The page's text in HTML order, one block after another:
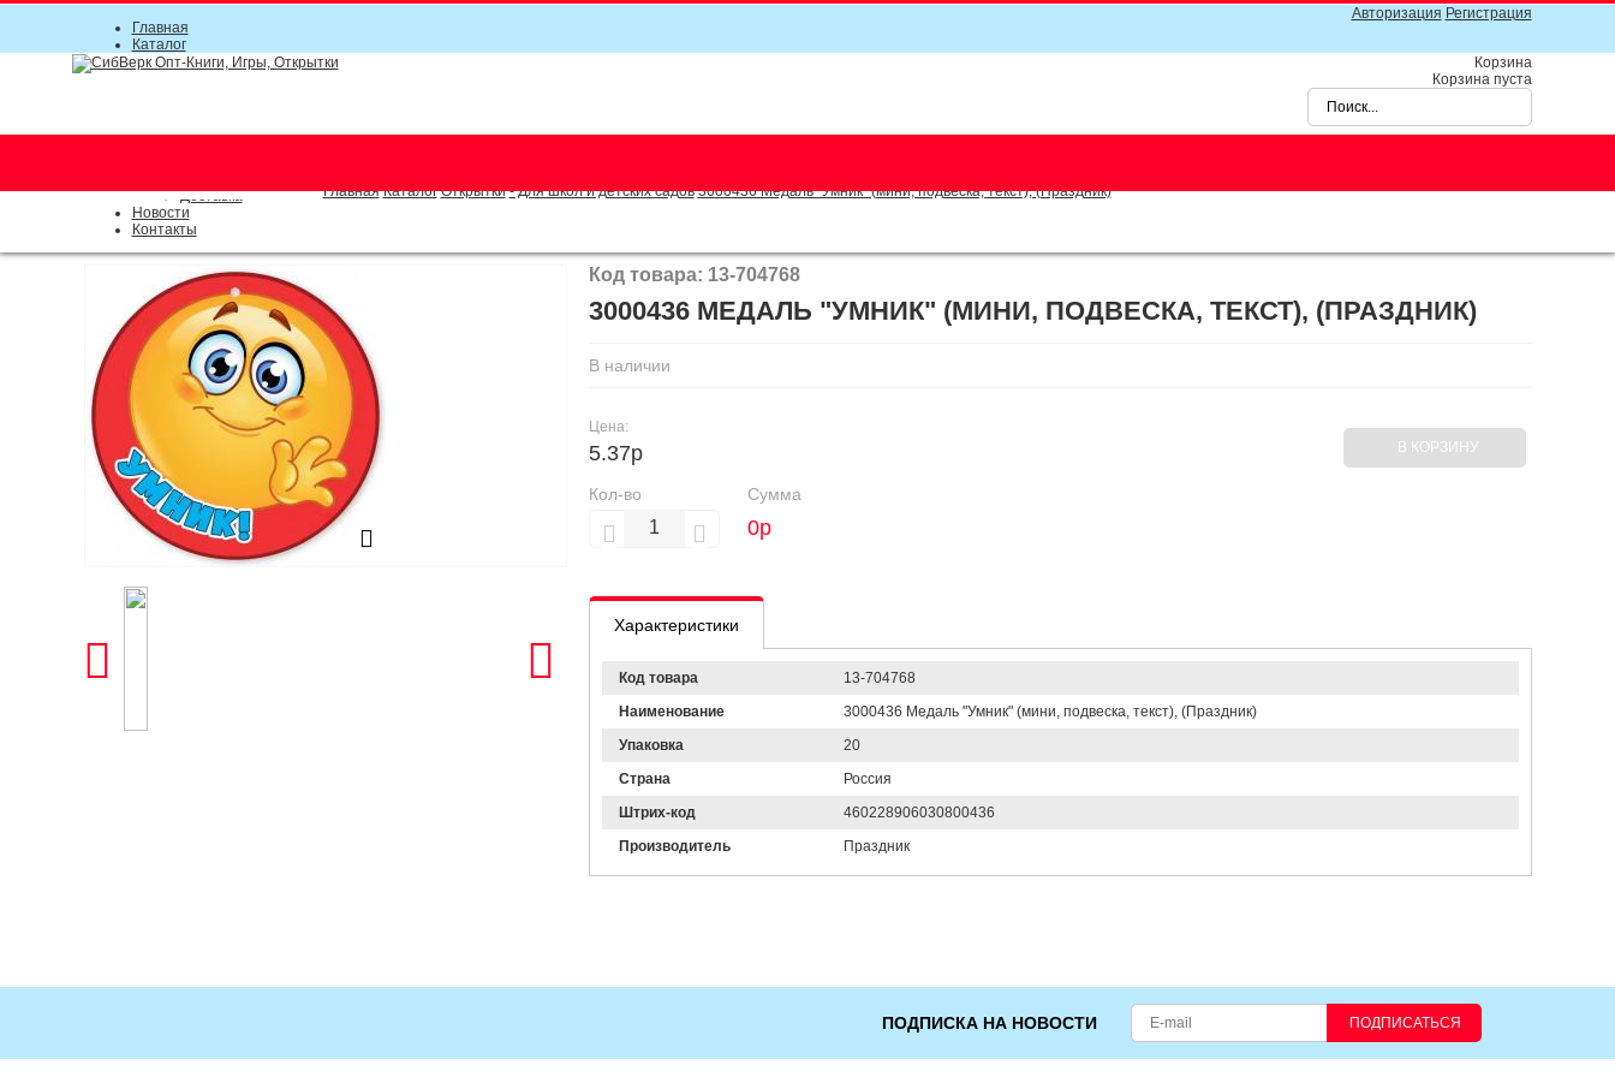
Авторизация Регистрация
Главная
Каталог
Прайс-листы
Доставка
Новости
Контакты
Корзина
Корзина пуста
Главная Каталог Открытки - Для школ и детских садов 3000436 Медаль "Умник" (мини, подвеска, текст), (Праздник)
Код товара: 13-704768
3000436 МЕДАЛЬ "УМНИК" (МИНИ, ПОДВЕСКА, ТЕКСТ), (ПРАЗДНИК)
В наличии
Цена:
5.37р
Кол-во Сумма
0р
В КОРЗИНУ
Характеристики
Код товара
13-704768
Наименование
3000436 Медаль "Умник" (мини, подвеска, текст), (Праздник)
Упаковка
20
Страна
Россия
Штрих-код
460228906030800436
Производитель
Праздник
ПОДПИСКА НА НОВОСТИ ПОДПИСАТЬСЯ